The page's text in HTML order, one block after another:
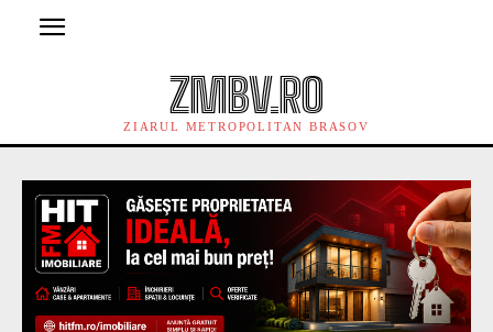
ZMBV.RO
ZIARUL METROPOLITAN BRASOV